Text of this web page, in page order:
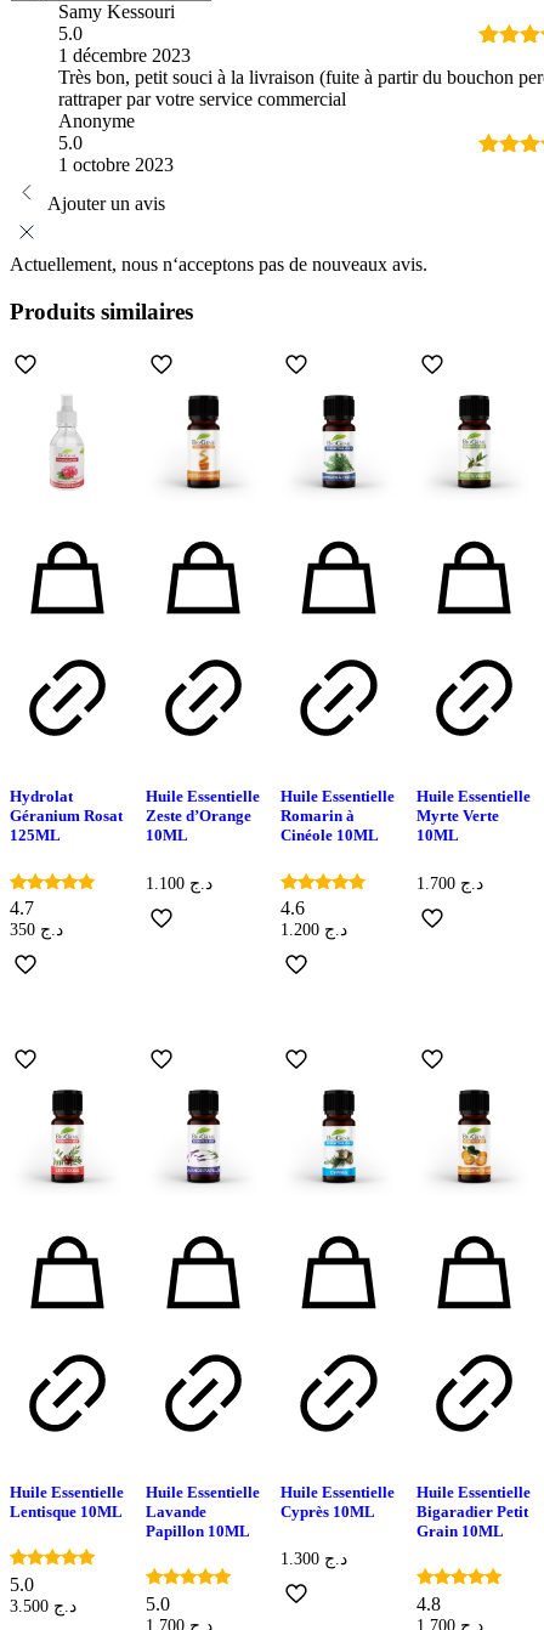
Samy Kessouri
5
5.0
1 décembre 2023
Très bon, petit souci à la livraison (fuite à partir du bouchon
rattraper par votre service commercial
Anonyme
5.0
1 octobre 2023
Ajouter un avis
Actuellement, nous n‘acceptons pas de nouveaux avis.
Produits similaires
Hydrolat
Géranium Rosat
125ML
Note
4.67
sur 5
4.7
د.ج
Huile Essentielle
Zeste d’Orange
10ML
د.ج 1.100
Huile Essentielle
Romarin à
Cinéole 10ML
Note
4.60
sur 5
4.6
د.ج
Huile Essentielle
Myrte Verte
10ML
د.ج 1.700
Huile Essentielle
Lentisque 10ML
Note
5.00
sur 5
5.0
د.ج
Huile Essentielle
Lavande
Papillon 10ML
Note
5.00
5.0
د.ج 1.700
Huile Essentielle
Cyprès 10ML
د.ج
Huile Essentielle
Bigaradier Petit
Grain 10ML
Note
4.75
4.8
د.ج 1.700